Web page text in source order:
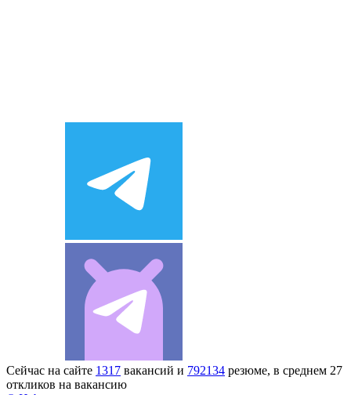
Сейчас на сайте 1317 вакансий и 792134 резюме, в среднем 27
откликов на вакансию